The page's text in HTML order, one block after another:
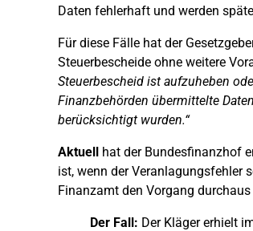
Daten fehlerhaft und werden
Für diese Fälle hat der
Steuerbescheide ohne weitere
Steuerbescheid ist aufzuheben
Finanzbehörden übermittelte
berücksichtigt wurden.“
Aktuell hat der Bundesfinanzhof
ist, wenn der Veranlagungsfehler
Finanzamt den Vorgang
Der Fall: Der Kläger erhielt